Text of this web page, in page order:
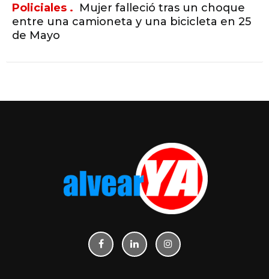
Policiales . Mujer falleció tras un choque
entre una camioneta y una bicicleta en 25
de Mayo